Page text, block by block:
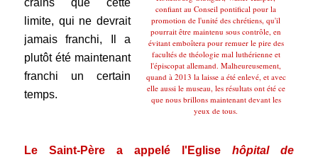
confiant au Conseil pontifical pour la
promotion de l'unité des chrétiens, qu'il
pourrait être maintenu sous contrôle, en
évitant emboîtera pour remuer le pire des
facultés de théologie mal luthérienne et
l'épiscopat allemand. Malheureusement,
quand à 2013 la laisse a été enlevé, et avec
elle aussi le museau, les résultats ont été ce
que nous brillons maintenant devant les
yeux de tous.
limite, qui ne devrait
jamais franchi, Il a
plutôt été maintenant
franchi un certain
temps.
Le Saint-Père a appelé l'Eglisehôpital de